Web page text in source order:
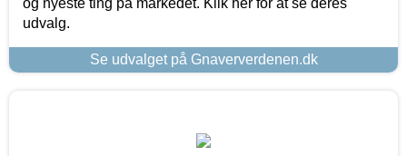
udvalg.
Se udvalget på Gnaververdenen.dk